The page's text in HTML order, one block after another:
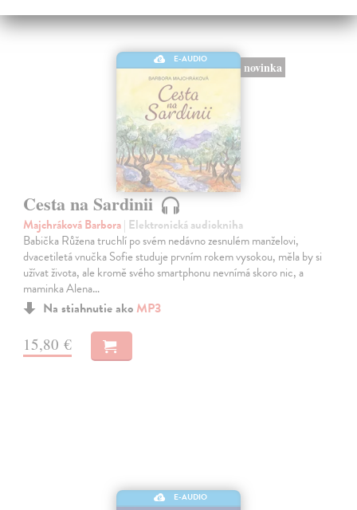
E-AUDIO
novinka
Cesta na Sardinii
Majchráková Barbora| Elektronická audiokniha
Babička Růžena truchlí po svém nedávno zesnulém manželovi,
dvacetiletá vnučka Sofie studuje prvním rokem vysokou, měla by si
užívat života, ale kromě svého smartphonu nevnímá skoro nic, a
maminka Alena…
Na stiahnutie ako MP3
15,80 €
E-AUDIO